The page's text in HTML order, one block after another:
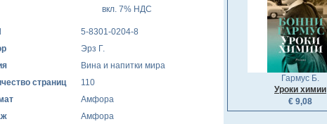
вкл. 7% НДС
5-8301-0204-8
Эрз Г.
Вина и напитки мира
страниц
110
Амфора
Амфора
Гармус Б.
Уроки химии
€ 9,08